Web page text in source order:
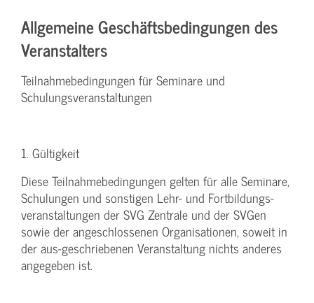
Allgemeine Geschäftsbedingungen des
Veranstalters
Teilnahmebedingungen für Seminare und
Schulungsveranstaltungen
1. Gültigkeit
Diese Teilnahmebedingungen gelten für alle Seminare,
Schulungen und sonstigen Lehr- und Fortbildungs-
veranstaltungen der SVG Zentrale und der SVGen
sowie der angeschlossenen Organisationen, soweit in
der aus-geschriebenen Veranstaltung nichts anderes
angegeben ist.